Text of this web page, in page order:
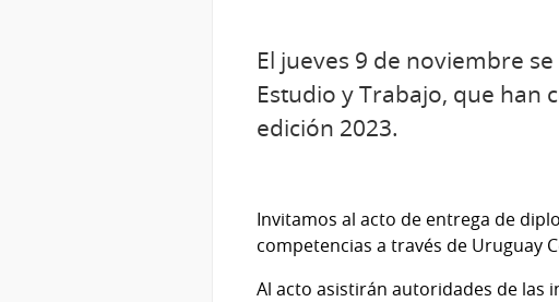
El jueves 9 de noviembre
Estudio y Trabajo, que han
edición 2023.
Invitamos al acto de entrega de
competencias a través de Uruguay
Al acto asistirán autoridades de las